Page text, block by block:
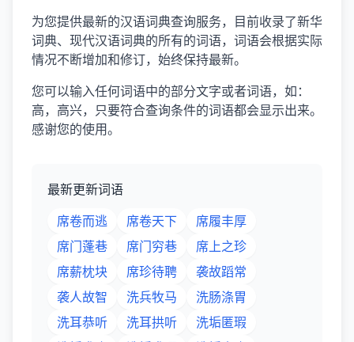
为您提供最新的汉语词典查询服务，目前收录了新华
词典、现代汉语词典的所有的词语，词语会根据实际
情况不断增加和修订，始终保持最新。
您可以输入任何词语中的部分文字或者词语，如：
高，高兴，只要符合查询条件的词语都会显示出来。
感谢您的使用。
最新更新词语
席卷而逃
席卷天下
席履丰厚
席门蓬巷
席门穷巷
席上之珍
席薪枕块
席珍待聘
袭故蹈常
袭人故智
洗兵牧马
洗肠涤胃
洗耳恭听
洗耳拱听
洗垢匿瑕